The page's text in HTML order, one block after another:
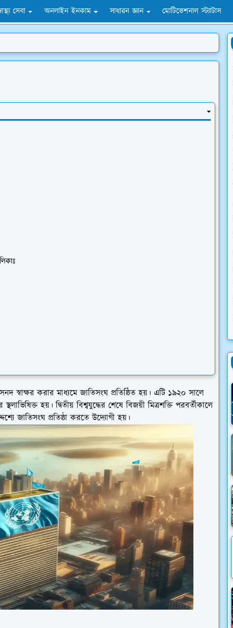
সেবা অনলাইন ইনকাম সাধারন জ্ঞান মোটিভেশনাল স্ট্যাটাস
স্বাক্ষর করার মাধ্যমে জাতিসংঘ প্রতিষ্ঠিত হয়। এটি ১৯২০ সালে
হয়। দ্বিতীয় বিশ্বযুদ্ধের শেষে বিজয়ী মিত্রশক্তি পরবর্তীকালে
জাতিসংঘ প্রতিষ্ঠা করতে উদ্যোগী হয়।